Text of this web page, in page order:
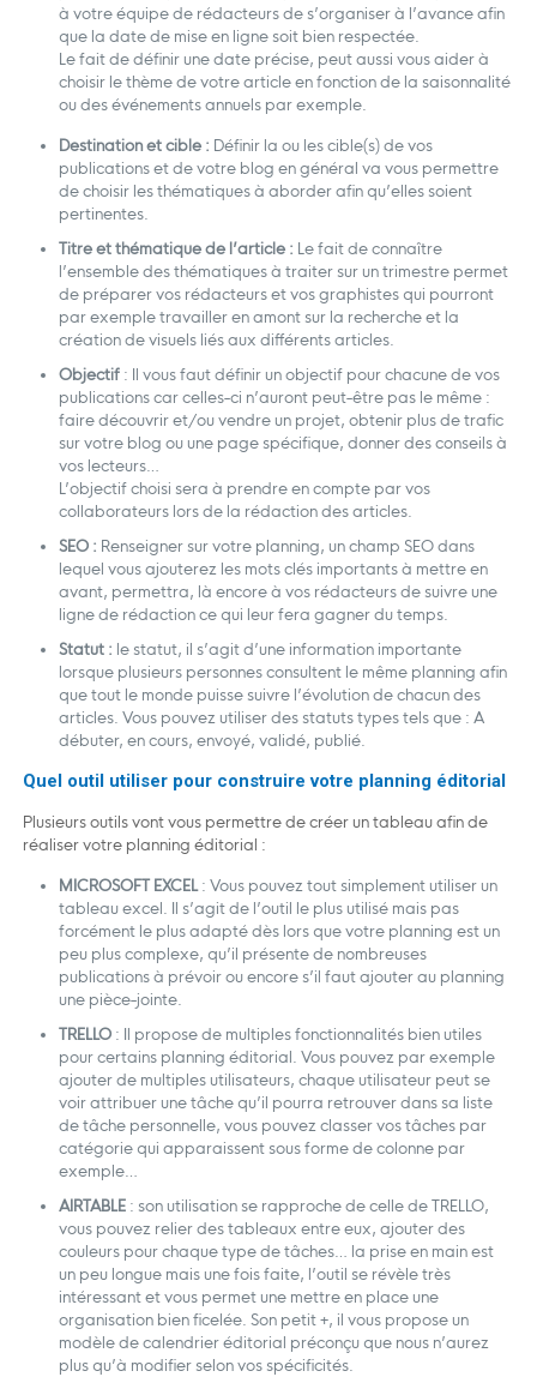
à votre équipe de rédacteurs de s’organiser à l’avance afin
que la date de mise en ligne soit bien respectée.
Le fait de définir une date précise, peut aussi vous aider à
choisir le thème de votre article en fonction de la saisonnalité
ou des événements annuels par exemple.
Destination et cible : Définir la ou les cible(s) de vos
publications et de votre blog en général va vous permettre
de choisir les thématiques à aborder afin qu’elles soient
pertinentes.
Titre et thématique de l’article : Le fait de connaître
l’ensemble des thématiques à traiter sur un trimestre permet
de préparer vos rédacteurs et vos graphistes qui pourront
par exemple travailler en amont sur la recherche et la
création de visuels liés aux différents articles.
Objectif : Il vous faut définir un objectif pour chacune de vos
publications car celles-ci n’auront peut-être pas le même :
faire découvrir et/ou vendre un projet, obtenir plus de trafic
sur votre blog ou une page spécifique, donner des conseils à
vos lecteurs…
L’objectif choisi sera à prendre en compte par vos
collaborateurs lors de la rédaction des articles.
SEO : Renseigner sur votre planning, un champ SEO dans
lequel vous ajouterez les mots clés importants à mettre en
avant, permettra, là encore à vos rédacteurs de suivre une
ligne de rédaction ce qui leur fera gagner du temps.
Statut : le statut, il s’agit d’une information importante
lorsque plusieurs personnes consultent le même planning afin
que tout le monde puisse suivre l’évolution de chacun des
articles. Vous pouvez utiliser des statuts types tels que : A
débuter, en cours, envoyé, validé, publié.
Quel outil utiliser pour construire votre planning éditorial
Plusieurs outils vont vous permettre de créer un tableau afin de
réaliser votre planning éditorial :
MICROSOFT EXCEL : Vous pouvez tout simplement utiliser un
tableau excel. Il s’agit de l’outil le plus utilisé mais pas
forcément le plus adapté dès lors que votre planning est un
peu plus complexe, qu’il présente de nombreuses
publications à prévoir ou encore s’il faut ajouter au planning
une pièce-jointe.
TRELLO : Il propose de multiples fonctionnalités bien utiles
pour certains planning éditorial. Vous pouvez par exemple
ajouter de multiples utilisateurs, chaque utilisateur peut se
voir attribuer une tâche qu’il pourra retrouver dans sa liste
de tâche personnelle, vous pouvez classer vos tâches par
catégorie qui apparaissent sous forme de colonne par
exemple…
AIRTABLE : son utilisation se rapproche de celle de TRELLO,
vous pouvez relier des tableaux entre eux, ajouter des
couleurs pour chaque type de tâches… la prise en main est
un peu longue mais une fois faite, l’outil se révèle très
intéressant et vous permet une mettre en place une
organisation bien ficelée. Son petit +, il vous propose un
modèle de calendrier éditorial préconçu que nous n’aurez
plus qu’à modifier selon vos spécificités.